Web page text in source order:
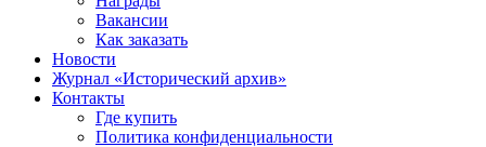
Вакансии
Как заказать
Новости
Журнал «Исторический архив»‎
Контакты
Где купить
Политика конфиденциальности